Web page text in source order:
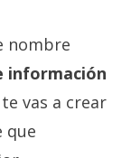
nombre
información
vas a crear
que